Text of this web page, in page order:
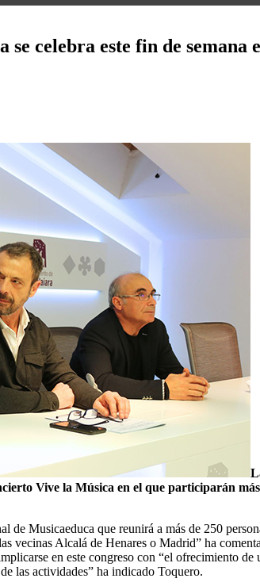
celebra este fin de semana
Vive la Música en el que participarán
Musicaeduca que reunirá a más de 250
vecinas Alcalá de Henares o Madrid” ha
en este congreso con “el ofrecimiento
las actividades” ha indicado Toquero.